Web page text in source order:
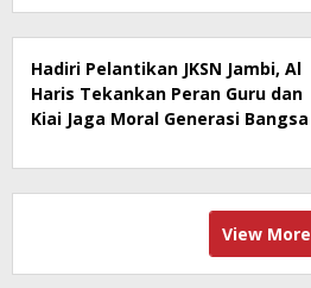
Mattaher
Hadiri Pelantikan JKSN Jambi, Al
Haris Tekankan Peran Guru dan
Kiai Jaga Moral Generasi Bangsa
View More